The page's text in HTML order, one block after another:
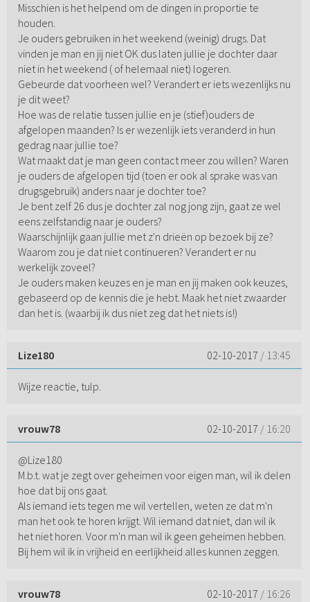
Misschien is het helpend om de dingen in proportie te
houden.
Je ouders gebruiken in het weekend (weinig) drugs. Dat
vinden je man en jij niet OK dus laten jullie je dochter daar
niet in het weekend ( of helemaal niet) logeren.
Gebeurde dat voorheen wel? Verandert er iets wezenlijks nu
je dit weet?
Hoe was de relatie tussen jullie en je (stief)ouders de
afgelopen maanden? Is er wezenlijk iets veranderd in hun
gedrag naar jullie toe?
Wat maakt dat je man geen contact meer zou willen? Waren
je ouders de afgelopen tijd (toen er ook al sprake was van
drugsgebruik) anders naar je dochter toe?
Je bent zelf 26 dus je dochter zal nog jong zijn, gaat ze wel
eens zelfstandig naar je ouders?
Waarschijnlijk gaan jullie met z'n drieën op bezoek bij ze?
Waarom zou je dat niet continueren? Verandert er nu
werkelijk zoveel?
Je ouders maken keuzes en je man en jij maken ook keuzes,
gebaseerd op de kennis die je hebt. Maak het niet zwaarder
dan het is. (waarbij ik dus niet zeg dat het niets is!)
Lize180 02-10-2017 / 13:45
Wijze reactie, tulp.
vrouw78 02-10-2017 / 16:20
@Lize180
M.b.t. wat je zegt over geheimen voor eigen man, wil ik delen
hoe dat bij ons gaat.
Als iemand iets tegen me wil vertellen, weten ze dat m'n
man het ook te horen krijgt. Wil iemand dat niet, dan wil ik
het niet horen. Voor m'n man wil ik geen geheimen hebben.
Bij hem wil ik in vrijheid en eerlijkheid alles kunnen zeggen.
vrouw78 02-10-2017 / 16:26